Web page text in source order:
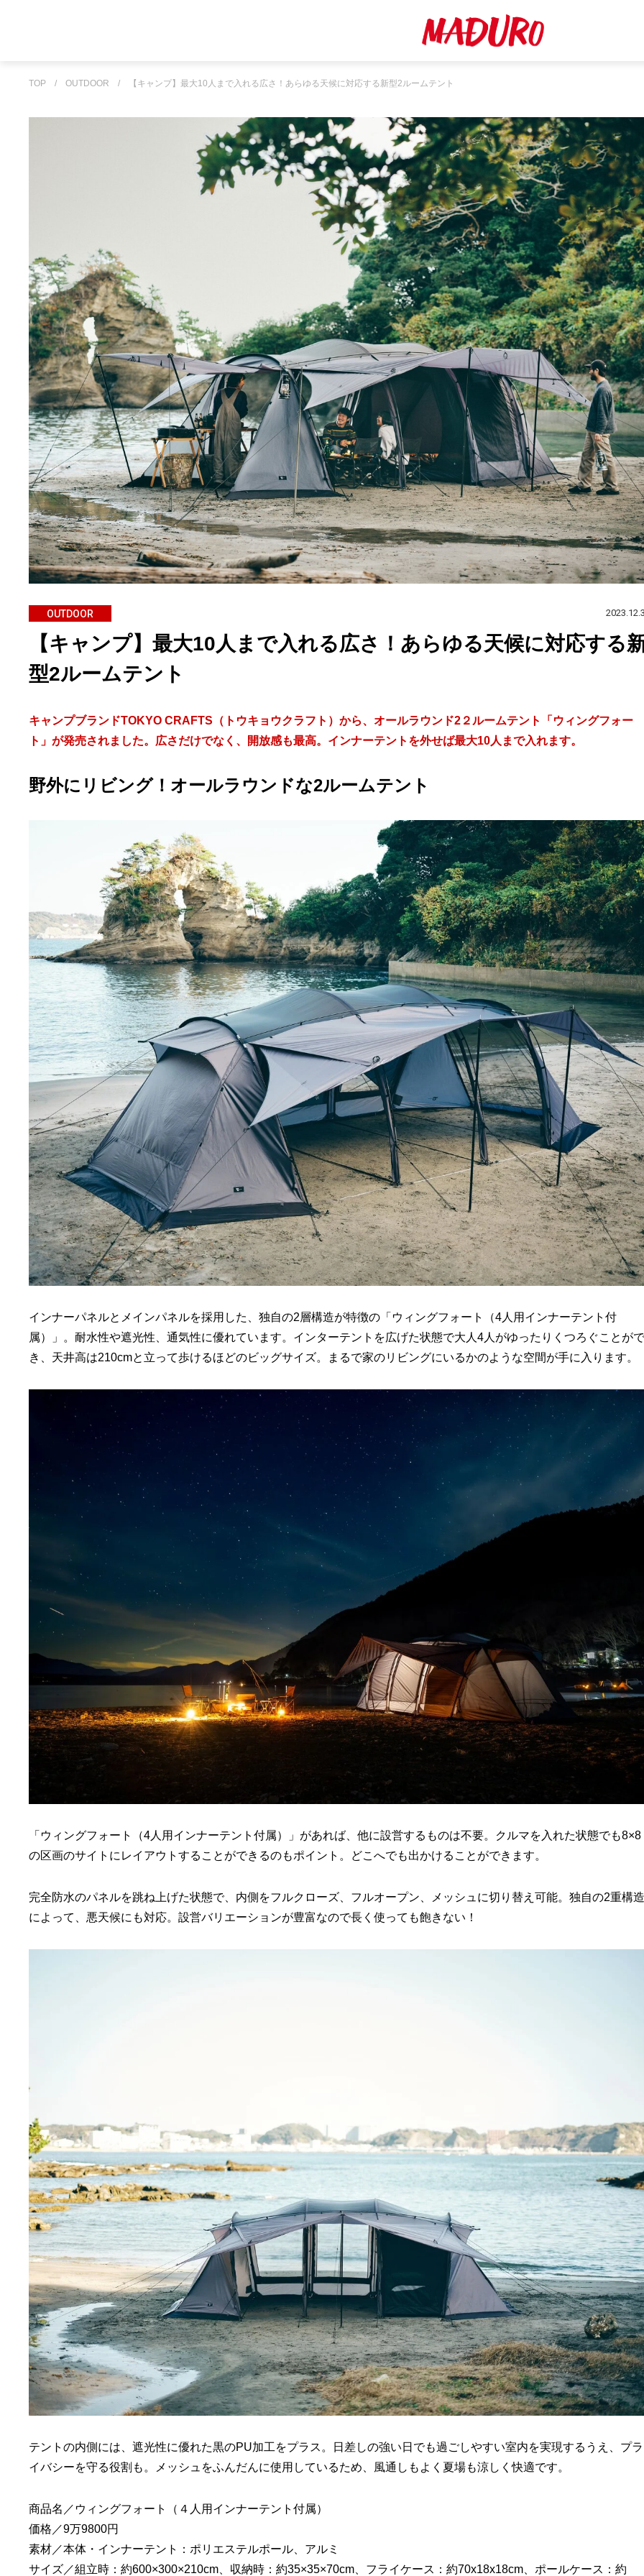
TOP / OUTDOOR / 【キャンプ】最大10人まで入れる広さ！あらゆる天候に対応する新型2ルームテント
OUTDOOR
【キャンプ】最大10人まで入れる広さ！あらゆる天候に対応する
型2ルームテント
キャンプブランドTOKYO CRAFTS（トウキョウクラフト）から、オールラウンド2２ルームテント「ウィングフォー
ト」が発売されました。広さだけでなく、開放感も最高。インナーテントを外せば最大10人まで入れます。
野外にリビング！オールラウンドな2ルームテント
インナーパネルとメインパネルを採用した、独自の2層構造が特徴の「ウィングフォート（4人用インナーテント付
属）」。耐水性や遮光性、通気性に優れています。インターテントを広げた状態で大人4人がゆったりくつろぐことがで
き、天井高は210cmと立って歩けるほどのビッグサイズ。まるで家のリビングにいるかのような空間が手に入ります。
「ウィングフォート（4人用インナーテント付属）」があれば、他に設営するものは不要。クルマを入れた状態でも8×8
の区画のサイトにレイアウトすることができるのもポイント。どこへでも出かけることができます。
完全防水のパネルを跳ね上げた状態で、内側をフルクローズ、フルオープン、メッシュに切り替え可能。独自の2重構造
によって、悪天候にも対応。設営バリエーションが豊富なので長く使っても飽きない！
テントの内側には、遮光性に優れた黒のPU加工をプラス。日差しの強い日でも過ごしやすい室内を実現するうえ、プラ
イバシーを守る役割も。メッシュをふんだんに使用しているため、風通しもよく夏場も涼しく快適です。
商品名／ウィングフォート（４人用インナーテント付属）
価格／9万9800円
素材／本体・インナーテント：ポリエステルポール、アルミ
サイズ／組立時：約600×300×210cm、収納時：約35×35×70cm、フライケース：約70x18x18cm、ポールケース：約